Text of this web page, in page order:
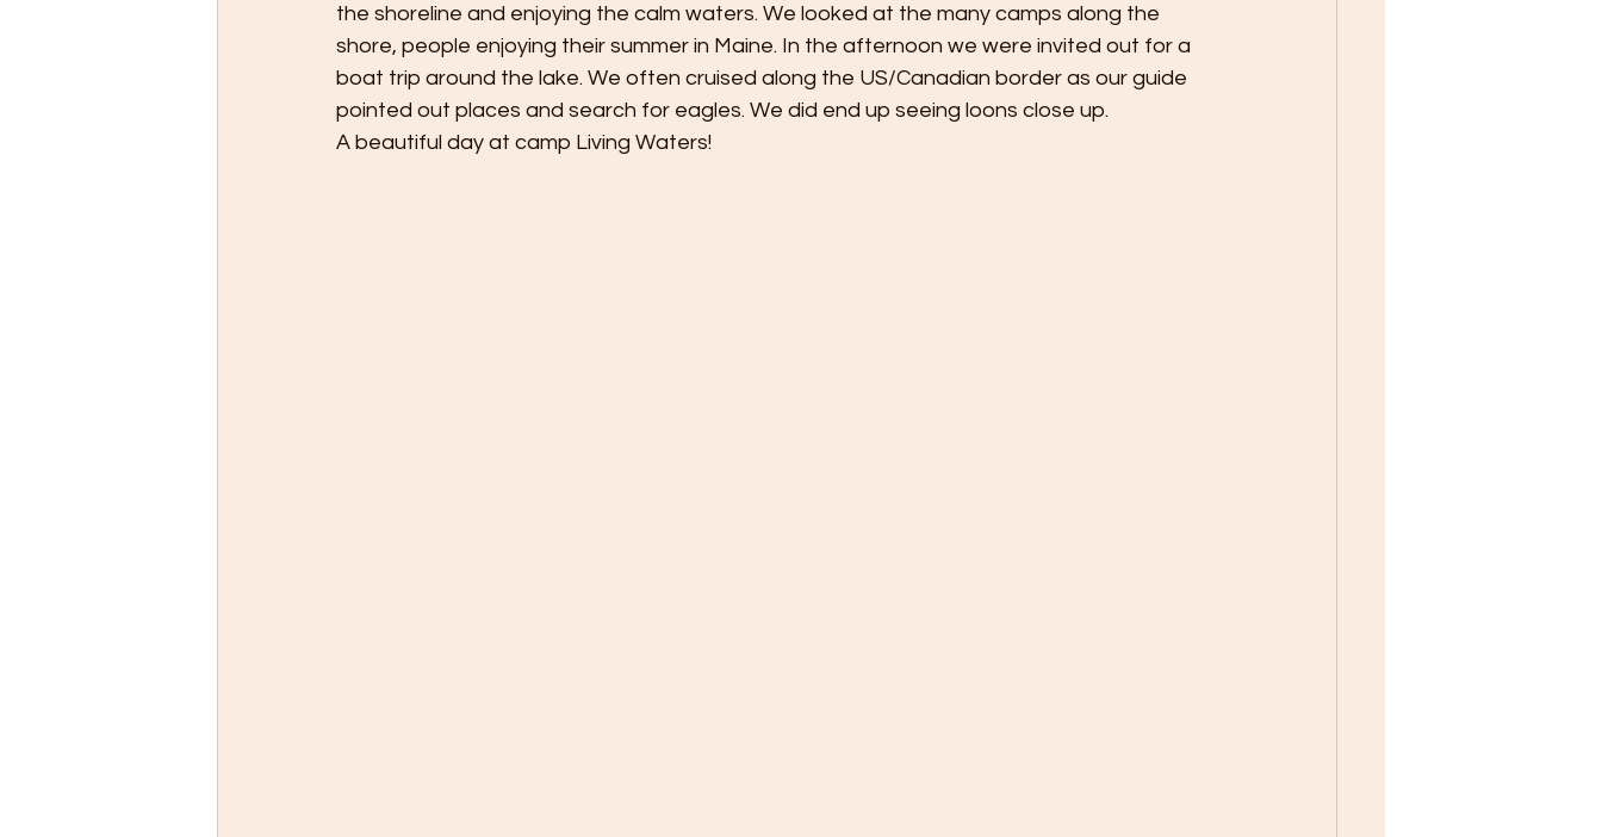
the shoreline and enjoying the calm waters. We looked at the many camps along the
shore, people enjoying their summer in Maine. In the afternoon we were invited out for a
boat trip around the lake. We often cruised along the US/Canadian border as our guide
pointed out places and search for eagles. We did end up seeing loons close up.
A beautiful day at camp Living Waters!